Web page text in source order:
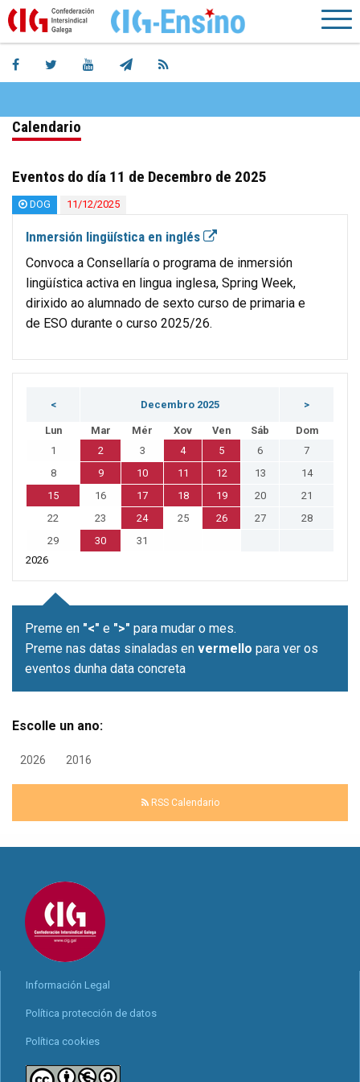
Calendario
Eventos do día 11 de Decembro de 2025
DOG 11/12/2025
Inmersión lingüística en inglés
Convoca a Consellaría o programa de inmersión
lingüística activa en lingua inglesa, Spring Week,
dirixido ao alumnado de sexto curso de primaria e
de ESO durante o curso 2025/26.
< Decembro 2025 >
Lun Mar Mér Xov Ven Sáb
Dom
1
2 3 4 5 6
7
8
9 10 11 12 13
14
15
16 17 18 19 20
21
22
23 24 25 26 27
28
29
30
31
2026
Preme en "<" e ">" para mudar o mes.
Preme nas datas sinaladas en vermello para ver os
eventos dunha data concreta
Escolle un ano:
2026 2016
RSS Calendario
Información Legal
Política protección de datos
Política cookies